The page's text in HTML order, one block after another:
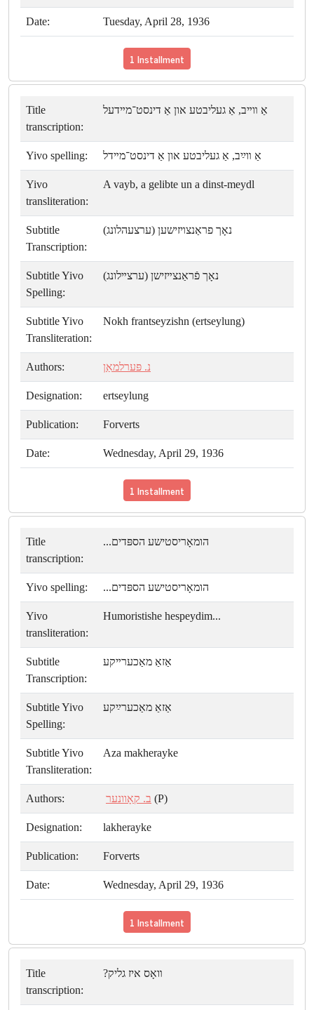
Date: Tuesday, April 28, 1936
1 Installment
Title
transcription:
אַ װײב, אַ געליבטע און אַ דינסט־מײדעל
Yivo spelling: אַ װײַב, אַ געליבטע און אַ דינסט־מײדל
Yivo
transliteration:
A vayb, a gelibte un a dinst-meydl
Subtitle
Transcription:
נאָך פראַנצױזישען (ערצעהלונג)
Subtitle Yivo
Spelling:
נאָך פֿראַנצײזישן (ערצײלונג)
Subtitle Yivo
Transliteration:
Nokh frantseyzishn (ertseylung)
Authors: נ. פּערלמאַן
Designation: ertseylung
Publication: Forverts
Date: Wednesday, April 29, 1936
1 Installment
Title
transcription:
הומאָריסטישע הספּדים...
Yivo spelling: הומאָריסטישע הספּדים...
Yivo
transliteration:
Humoristishe hespeydim...
Subtitle
Transcription:
אַזאַ מאַכערײקע
Subtitle Yivo
Spelling:
אַזאַ מאַכערײַקע
Subtitle Yivo
Transliteration:
Aza makherayke
Authors: ב. קאָוונער (P)
Designation: lakherayke
Publication: Forverts
Date: Wednesday, April 29, 1936
1 Installment
Title
transcription:
װאָס איז גליק?